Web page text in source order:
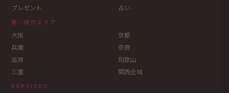
プレゼント
占い
宿・旅行エリア
大阪
京都
兵庫
奈良
滋賀
和歌山
三重
関西全域
SERVICES